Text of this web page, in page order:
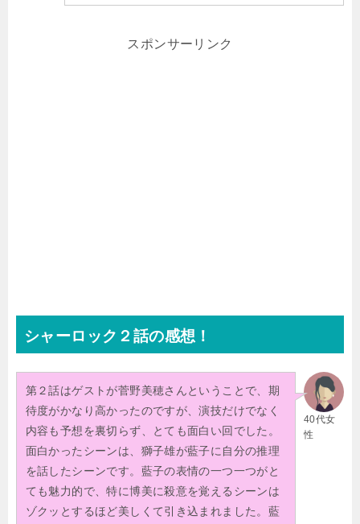
スポンサーリンク
シャーロック２話の感想！
40代女
性
第２話はゲストが菅野美穂さんということで、期
待度がかなり高かったのですが、演技だけでなく
内容も予想を裏切らず、とても面白い回でした。
面白かったシーンは、獅子雄が藍子に自分の推理
を話したシーンです。藍子の表情の一つ一つがと
ても魅力的で、特に博美に殺意を覚えるシーンは
ゾクッとするほど美しくて引き込まれました。藍